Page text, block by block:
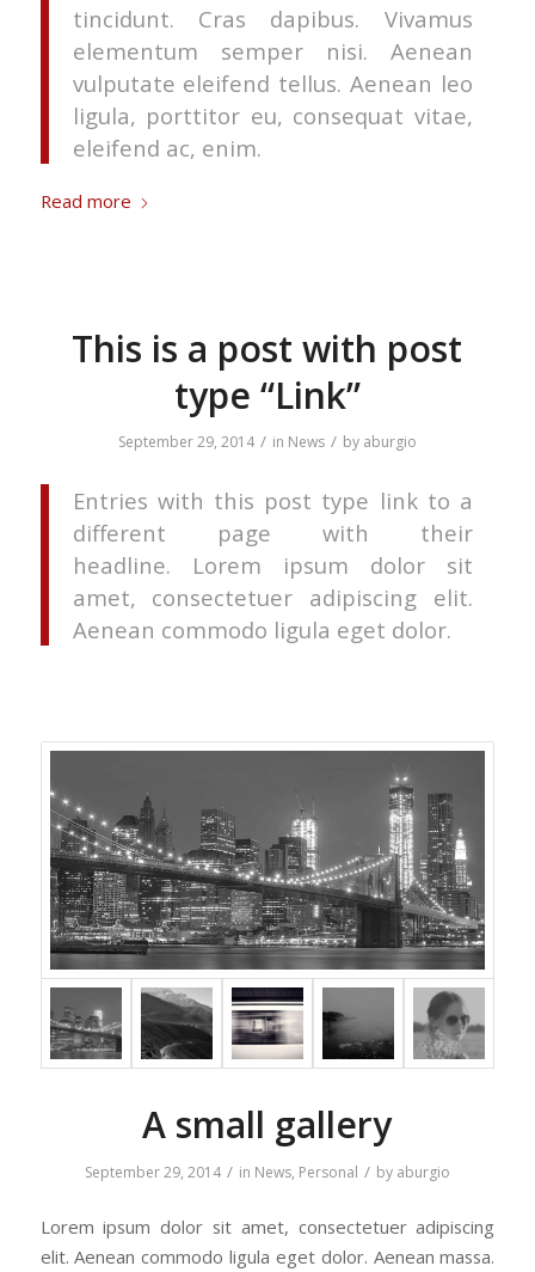
tincidunt. Cras dapibus. Vivamus
elementum semper nisi. Aenean
vulputate eleifend tellus. Aenean leo
ligula, porttitor eu, consequat vitae,
eleifend ac, enim.
Read more
This is a post with post
type “Link”
September 29, 2014 / in News / by aburgio
Entries with this post type link to a
different page with their
headline. Lorem ipsum dolor sit
amet, consectetuer adipiscing elit.
Aenean commodo ligula eget dolor.
A small gallery
September 29, 2014 / in News, Personal / by aburgio
Lorem ipsum dolor sit amet, consectetuer adipiscing
elit. Aenean commodo ligula eget dolor. Aenean massa.